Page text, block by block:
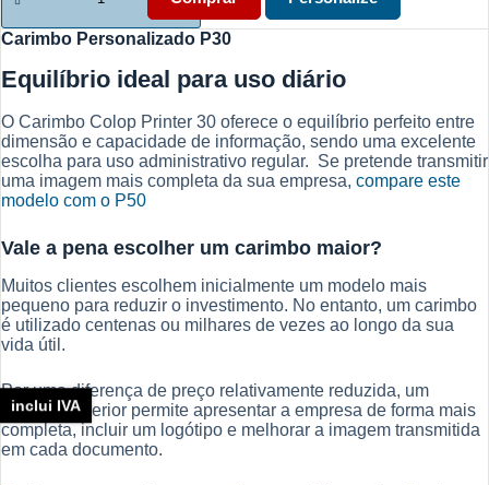
Personalizado
P30
Carimbo Personalizado P30
Equilíbrio ideal para uso diário
O Carimbo Colop Printer 30 oferece o equilíbrio perfeito entre
dimensão e capacidade de informação, sendo uma excelente
escolha para uso administrativo regular. Se pretende transmitir
uma imagem mais completa da sua empresa, compare este
modelo com o P50
Vale a pena escolher um carimbo maior?
Muitos clientes escolhem inicialmente um modelo mais
pequeno para reduzir o investimento. No entanto, um carimbo
é utilizado centenas ou milhares de vezes ao longo da sua
vida útil.
Por uma diferença de preço relativamente reduzida, um
modelo superior permite apresentar a empresa de forma mais
completa, incluir um logótipo e melhorar a imagem transmitida
em cada documento.
inclui IVA